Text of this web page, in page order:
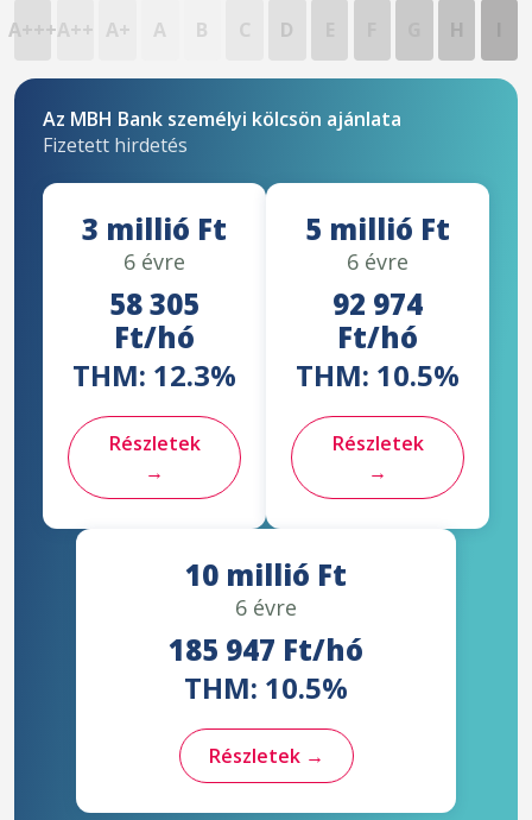
A+++A++ A+ A B C D
Az MBH Bank személyi kölcsön ajánlata
Fizetett hirdetés
3 millió Ft
6 évre
58 305
Ft/hó
THM: 12.3%
Részletek
→
5 millió Ft
6 évre
92 974
Ft/hó
THM: 10.5%
Részletek
→
10 millió Ft
6 évre
185 947 Ft/hó
THM: 10.5%
Részletek →